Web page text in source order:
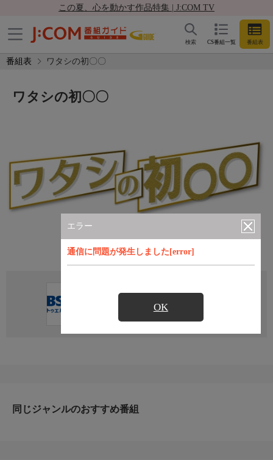
この夏、心を動かす作品特集 | J:COM TV
CS番組一覧 番組表
検索
番組表 ワタシの初〇〇
エラー
通信に問題が発生しました[error]
OK
ワタシの初〇〇
直近の放送予定はありません
同じジャンルのおすすめ番組